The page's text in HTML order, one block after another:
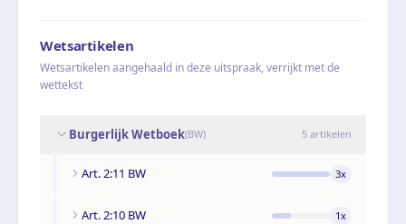
Wetsartikelen
Wetsartikelen aangehaald in deze uitspraak, verrijkt met de
wettekst
Burgerlijk Wetboek(BW) 5 artikelen
Art. 2:11 BW 3x
Art. 2:10 BW 1x